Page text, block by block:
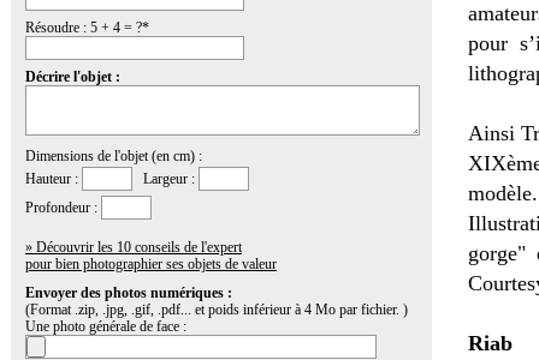
Résoudre : 5 + 4 = ?*
Décrire l'objet :
Dimensions de l'objet (en cm) :
Hauteur :
Largeur :
Profondeur :
» Découvrir les 10 conseils de l'expert
pour bien photographier ses objets de valeur
Envoyer des photos numériques :
(Format .zip, .jpg, .gif, .pdf... et poids inférieur à 4 Mo par fichier. )
Une photo générale de face :
pour
Ainsi
modèle.
gorge"
Riab